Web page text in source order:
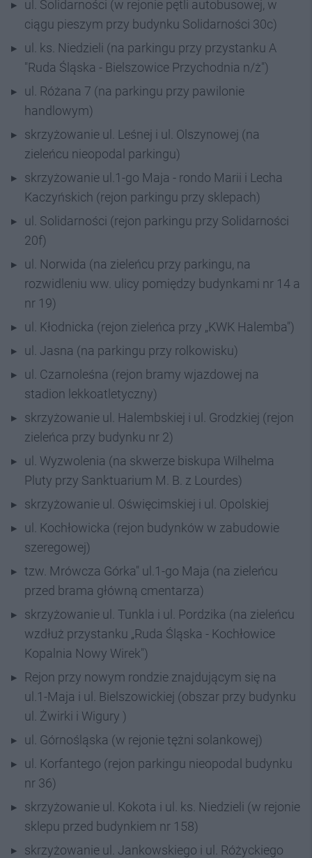
ul. Solidarności (w rejonie pętli autobusowej, w
ciągu pieszym przy budynku Solidarności 30c)
ul. ks. Niedzieli (na parkingu przy przystanku A
"Ruda Śląska - Bielszowice Przychodnia n/ż")
ul. Różana 7 (na parkingu przy pawilonie
handlowym)
skrzyżowanie ul. Leśnej i ul. Olszynowej (na
zieleńcu nieopodal parkingu)
skrzyżowanie ul.1-go Maja - rondo Marii i Lecha
Kaczyńskich (rejon parkingu przy sklepach)
ul. Solidarności (rejon parkingu przy Solidarności
20f)
ul. Norwida (na zieleńcu przy parkingu, na
rozwidleniu ww. ulicy pomiędzy budynkami nr 14 a
nr 19)
ul. Kłodnicka (rejon zieleńca przy „KWK Halemba")
ul. Jasna (na parkingu przy rolkowisku)
ul. Czarnoleśna (rejon bramy wjazdowej na
stadion lekkoatletyczny)
skrzyżowanie ul. Halembskiej i ul. Grodzkiej (rejon
zieleńca przy budynku nr 2)
ul. Wyzwolenia (na skwerze biskupa Wilhelma
Pluty przy Sanktuarium M. B. z Lourdes)
skrzyżowanie ul. Oświęcimskiej i ul. Opolskiej
ul. Kochłowicka (rejon budynków w zabudowie
szeregowej)
tzw. Mrówcza Górka" ul.1-go Maja (na zieleńcu
przed brama główną cmentarza)
skrzyżowanie ul. Tunkla i ul. Pordzika (na zieleńcu
wzdłuż przystanku „Ruda Śląska - Kochłowice
Kopalnia Nowy Wirek")
Rejon przy nowym rondzie znajdującym się na
ul.1-Maja i ul. Bielszowickiej (obszar przy budynku
ul. Żwirki i Wigury )
ul. Górnośląska (w rejonie tężni solankowej)
ul. Korfantego (rejon parkingu nieopodal budynku
nr 36)
skrzyżowanie ul. Kokota i ul. ks. Niedzieli (w rejonie
sklepu przed budynkiem nr 158)
skrzyżowanie ul. Jankowskiego i ul. Różyckiego